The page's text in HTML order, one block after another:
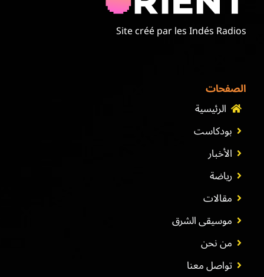
Site créé par les Indés Radios
الصفحات
الرئيسية
بودكاست
الأخبار
رياضة
مقالات
موسيقى الشرق
من نحن
تواصل معنا